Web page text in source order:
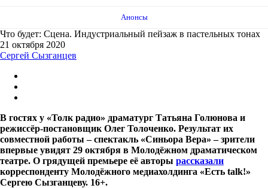
Анонсы
Что будет: Сцена. Индустриальный пейзаж в пастельных тонах
21 октября 2020
Сергей Сызганцев
В гостях у «Толк радио» драматург Татьяна Голюнова и
режиссёр-постановщик Олег Толоченко. Результат их
совместной работы – спектакль «Синьора Вера» – зрители
впервые увидят 29 октября в Молодёжном драматическом
театре. О грядущей премьере её авторы рассказали
корреспонденту Молодёжного медиахолдинга «Есть talk!»
Сергею Сызганцеву. 16+.